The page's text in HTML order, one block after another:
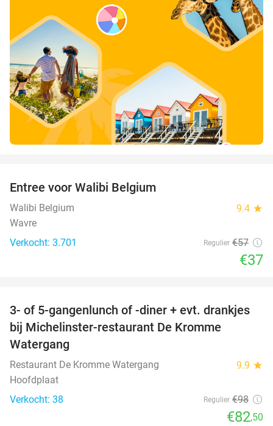
Entree voor Walibi Belgium
Walibi Belgium 9.4 star
Wavre
Verkocht: 3.701
Regulier €57
€37
16%
3- of 5-gangenlunch of -diner + evt. drankjes
bij Michelinster-restaurant De Kromme
Watergang
Restaurant De Kromme Watergang 9.9 star
Hoofdplaat
Verkocht: 38
Regulier €98
€82,50